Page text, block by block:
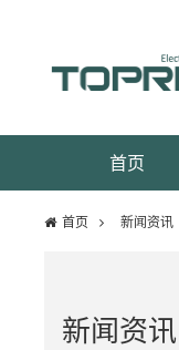
首页
首页 新闻资讯
新闻资讯